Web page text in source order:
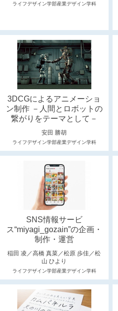
ライフデザイン学部産業デザイン学科
3DCGによるアニメーショ
ン制作 －人間とロボットの
繋がりをテーマとして－
安田 勝胡
ライフデザイン学部産業デザイン学科
SNS情報サービ
ス“miyagi_gozain”の企画・
制作・運営
稲田 凌／高橋 真菜／松原 歩佳／松
山 ひより
ライフデザイン学部産業デザイン学科